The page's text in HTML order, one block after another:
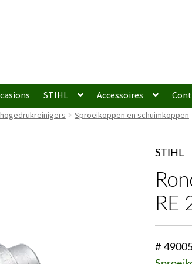
STIHL Accessoires
Sproeikoppen en schuimkoppen
STIHL
RE
#